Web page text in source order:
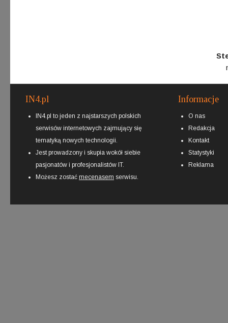
IN4.pl
IN4.pl to jeden z najstarszych polskich
serwisów internetowych zajmujący się
tematyką nowych technologii.
Jest prowadzony i skupia wokół siebie
pasjonatów i profesjonalistów IT.
Możesz zostać mecenasem serwisu.
Informacje
O nas
Redakcja
Kontakt
Statystyki
Reklama